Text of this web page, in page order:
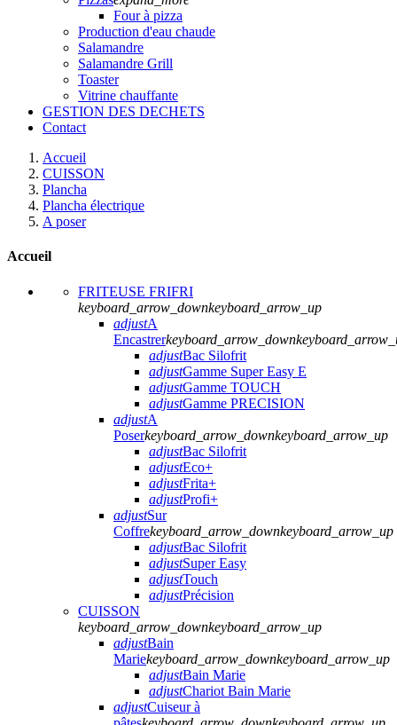
Four à pizza
Production d'eau chaude
Salamandre
Salamandre Grill
Toaster
Vitrine chauffante
GESTION DES DECHETS
Contact
Accueil
CUISSON
Plancha
Plancha électrique
A poser
Accueil
FRITEUSE FRIFRI
keyboard_arrow_downkeyboard_arrow_up
adjustA
Encastrerkeyboard_arrow_down
adjustBac Silofrit
adjustGamme Super Easy E
adjustGamme TOUCH
adjustGamme PRECISION
adjustA
Poserkeyboard_arrow_downkeyboard_arrow_up
adjustBac Silofrit
adjustEco+
adjustFrita+
adjustProfi+
adjustSur
Coffrekeyboard_arrow_downkeyboard_arrow_up
adjustBac Silofrit
adjustSuper Easy
adjustTouch
adjustPrécision
CUISSON
keyboard_arrow_downkeyboard_arrow_up
adjustBain
Mariekeyboard_arrow_downkeyboard_arrow_up
adjustBain Marie
adjustChariot Bain Marie
adjustCuiseur à